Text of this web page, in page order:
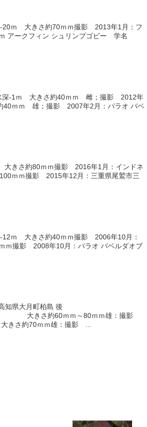
ｍ 大きさ約70ｍｍ撮影 2013年1月：フ
アークフィン シュリンプゴビー 学名
深-1ｍ 大きさ約40ｍｍ 雌；撮影 2012年
40ｍｍ 雄；撮影 2007年2月：パラオ バベ
きさ約80ｍｍ撮影 2016年1月：インドネ
ｍｍ撮影 2015年12月：三重県尾鷲市三
ｍ 大きさ約40ｍｍ撮影 2006年10月：
撮影 2008年10月：パラオ バベルダオブ
知県大月町柏島 後
80ｍｍ雄：撮影
きさ約70ｍｍ雄：撮影 ...